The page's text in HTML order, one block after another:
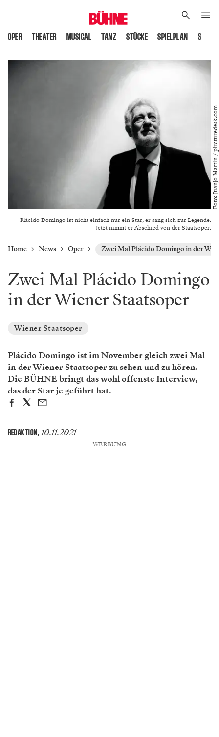
OPER THEATER MUSICAL TANZ STÜCKE SPIELPLAN
Plácido Domingo ist nicht einfach nur ein Star, er sang sich zur Legende.
Jetzt nimmt er ­Abschied von der Staatsoper.
Foto: Juanjo Martin / pircturedesk.com
Home News Oper Zwei Mal Plácido Domingo in der
Zwei Mal Plácido Domingo
in der Wiener Staatsoper
Wiener Staatsoper
Plácido Domingo ist im November gleich zwei Mal
in der Wiener Staatsoper zu sehen und zu hören.
Die BÜHNE bringt das wohl offenste Interview,
das der Star je geführt hat.
REDAKTION, 10.11.2021
WERBUNG